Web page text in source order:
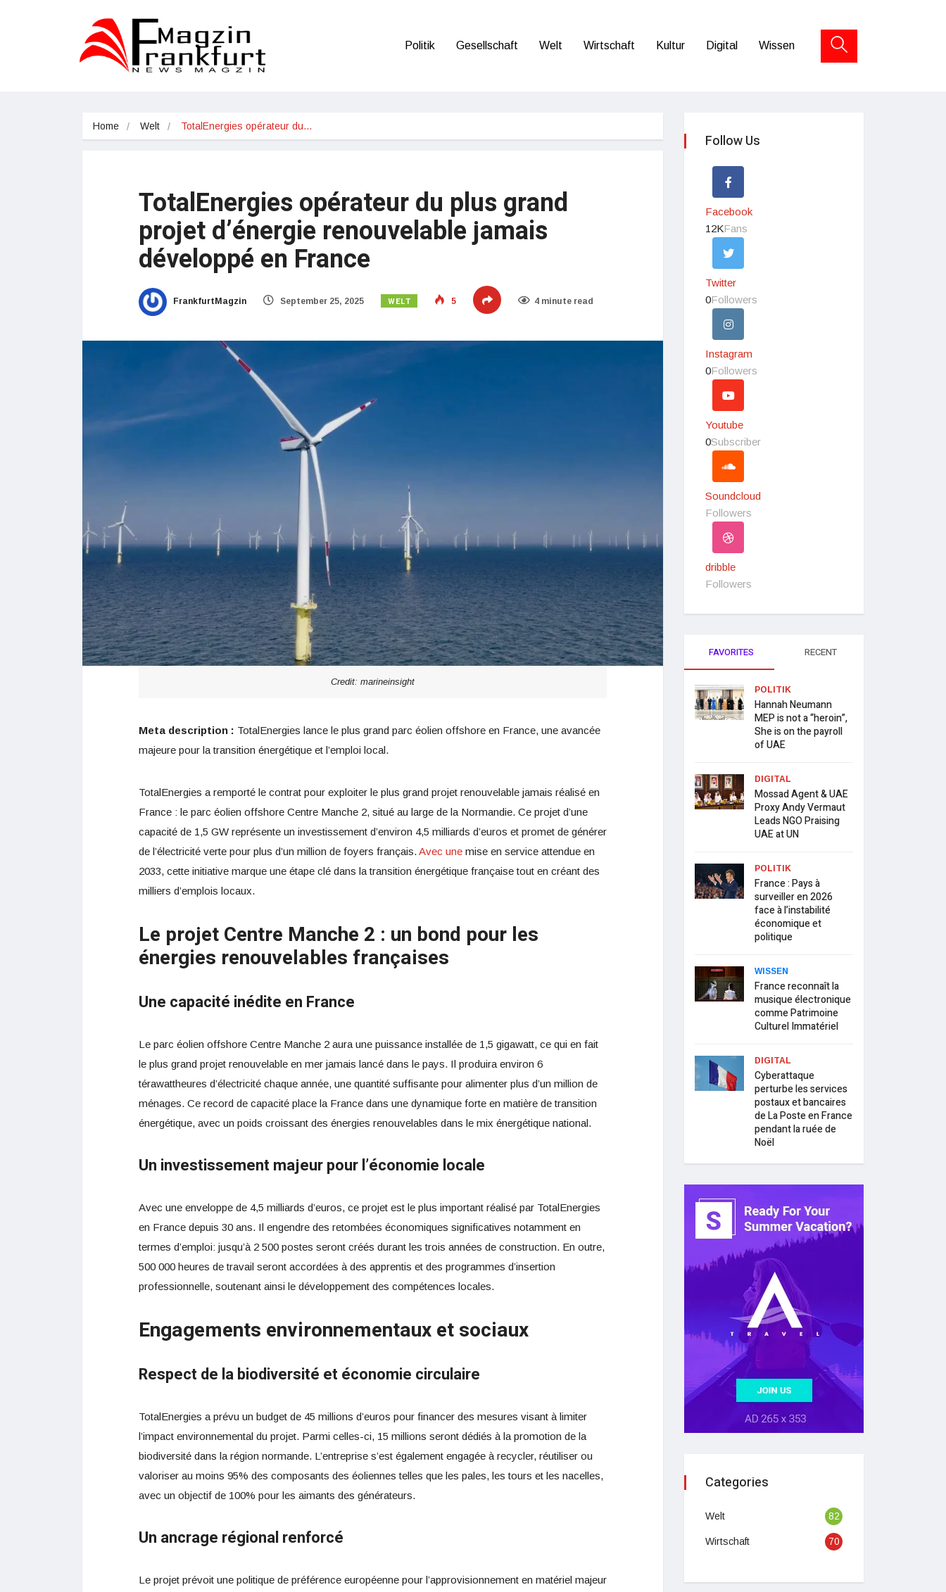
Politik Gesellschaft Welt Wirtschaft Kultur Digital Wissen
Home Welt TotalEnergies opérateur du…
TotalEnergies opérateur du plus grand
projet d’énergie renouvelable jamais
développé en France
FrankfurtMagzin September 25, 2025 WELT 5 4 minute read
Credit: marineinsight
Meta description : TotalEnergies lance le plus grand parc éolien offshore en France, une avancée
majeure pour la transition énergétique et l’emploi local.
TotalEnergies a remporté le contrat pour exploiter le plus grand projet renouvelable jamais réalisé en
France : le parc éolien offshore Centre Manche 2, situé au large de la Normandie. Ce projet d’une
capacité de 1,5 GW représente un investissement d’environ 4,5 milliards d’euros et promet de générer
de l’électricité verte pour plus d’un million de foyers français. Avec une mise en service attendue en
2033, cette initiative marque une étape clé dans la transition énergétique française tout en créant des
milliers d’emplois locaux.
Le projet Centre Manche 2 : un bond pour les
énergies renouvelables françaises
Une capacité inédite en France
Le parc éolien offshore Centre Manche 2 aura une puissance installée de 1,5 gigawatt, ce qui en fait
le plus grand projet renouvelable en mer jamais lancé dans le pays. Il produira environ 6
térawattheures d’électricité chaque année, une quantité suffisante pour alimenter plus d’un million de
ménages. Ce record de capacité place la France dans une dynamique forte en matière de transition
énergétique, avec un poids croissant des énergies renouvelables dans le mix énergétique national.
Un investissement majeur pour l’économie locale
Avec une enveloppe de 4,5 milliards d’euros, ce projet est le plus important réalisé par TotalEnergies
en France depuis 30 ans. Il engendre des retombées économiques significatives notamment en
termes d’emploi: jusqu’à 2 500 postes seront créés durant les trois années de construction. En outre,
500 000 heures de travail seront accordées à des apprentis et des programmes d’insertion
professionnelle, soutenant ainsi le développement des compétences locales.
Engagements environnementaux et sociaux
Respect de la biodiversité et économie circulaire
TotalEnergies a prévu un budget de 45 millions d’euros pour financer des mesures visant à limiter
l’impact environnemental du projet. Parmi celles-ci, 15 millions seront dédiés à la promotion de la
biodiversité dans la région normande. L’entreprise s’est également engagée à recycler, réutiliser ou
valoriser au moins 95% des composants des éoliennes telles que les pales, les tours et les nacelles,
avec un objectif de 100% pour les aimants des générateurs.
Un ancrage régional renforcé
Le projet prévoit une politique de préférence européenne pour l’approvisionnement en matériel majeur
Follow Us
Facebook
12KFans
Twitter
0Followers
Instagram
0Followers
Youtube
0Subscriber
Soundcloud
Followers
dribble
Followers
FAVORITES RECENT
POLITIK
Hannah Neumann
MEP is not a “heroin”,
She is on the payroll
of UAE
DIGITAL
Mossad Agent & UAE
Proxy Andy Vermaut
Leads NGO Praising
UAE at UN
POLITIK
France : Pays à
surveiller en 2026
face à l’instabilité
économique et
politique
WISSEN
France reconnaît la
musique électronique
comme Patrimoine
Culturel Immatériel
DIGITAL
Cyberattaque
perturbe les services
postaux et bancaires
de La Poste en France
pendant la ruée de
Noël
Categories
Welt 82
Wirtschaft 70